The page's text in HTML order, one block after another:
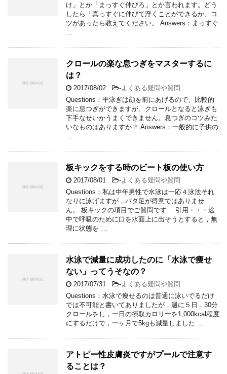
け」とか「まっすぐ伸びろ」とか言われます。どう
したら「真っすぐに伸びて浮くことができるか、コ
ツがあったら教えてください。 Answers：まっすぐ
クロールの楽な息つぎをマスターするに
は？
2017/08/02 -よくある疑問や質問
Questions：平泳ぎは顔を前にあげるので、比較的
楽に息つぎができますが、クロールとなると泳ぎも
下手なせいかうまくできません。息つぎのコツみた
いなものはありますか？ Answers：一般的に子供の
板キックをする時のビート板の使い方
2017/08/01 -よくある疑問や質問
Questions：私は中年男性で水泳は一応４泳法それ
なりに泳げますが，バタ足が得意ではありませ
ん。 板キックの項目でご質問です… 引用・・・途
中で呼吸のために口を水面上に出そうとすると，無
理に状態を …
水泳で減量に成功したのに「水泳で痩せ
ない」ってうそなの？
2017/07/31 -よくある疑問や質問
Questions：水泳で痩せるのは普通に泳いでるだけ
では不可能と書いてありましたが，週に５日，30分
クロールをし，一日の摂取カロリーを1,000kcal程度
にするだけで，一ヶ月で5kgも減量しました …
アトピー性皮膚炎ですがプールで注意す
ることは？